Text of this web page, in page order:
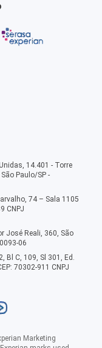
14.401 - Torre
Paulo/SP -
74 – Sala 1105
CNPJ
José Reali, 360, São
06
Bl C, 109, Sl 301, Ed.
70302-911 CNPJ
Marketing